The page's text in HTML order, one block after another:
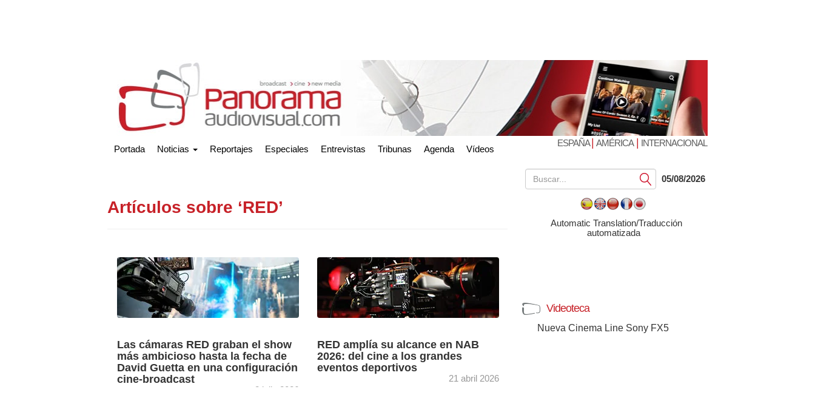
Portada Noticias Reportajes Especiales Entrevistas Tribunas Agenda Vídeos
ESPAÑA| AMÉRICA| INTERNACIONAL
Artículos sobre ‘RED’
Las cámaras RED graban el show
más ambicioso hasta la fecha de
David Guetta en una configuración
cine-broadcast
2 julio 2026
RED amplía su alcance en NAB
2026: del cine a los grandes
eventos deportivos
21 abril 2026
Submit05/08/2026
Automatic Translation/Traducción
automatizada
Videoteca
Nueva Cinema Line Sony FX5